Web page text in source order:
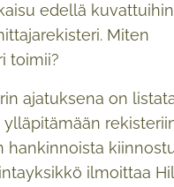
edellä
Miten
toimii?
ajatuksena on
hankinnoista
ilmoittaa